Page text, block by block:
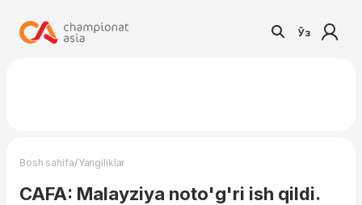
Ўз
Bosh sahifa/Yangiliklar
CAFA: Malayziya noto'g'ri ish qildi.